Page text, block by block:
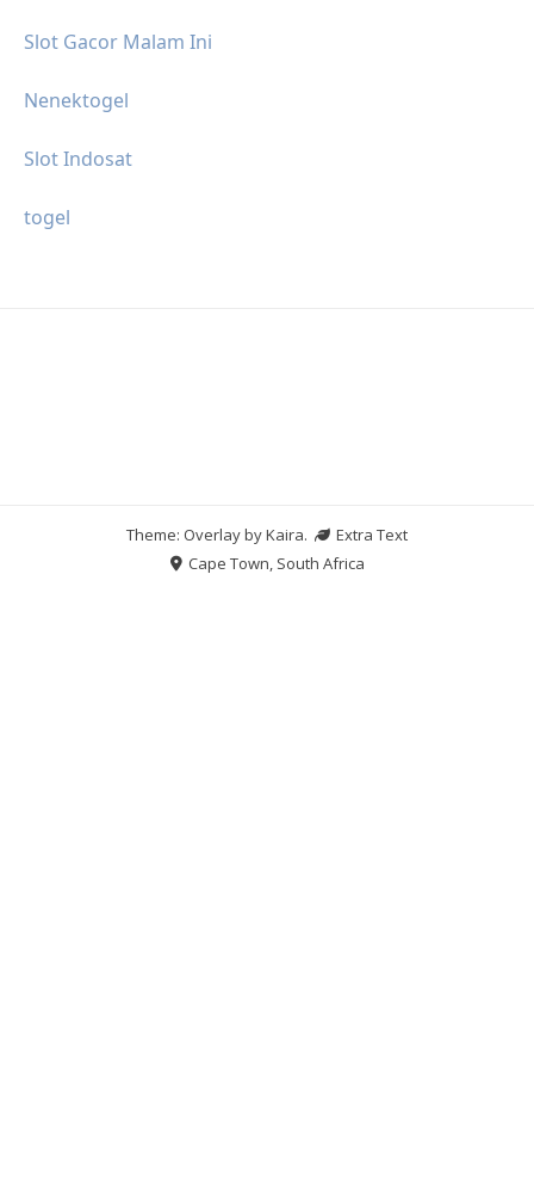
Slot Gacor Malam Ini
Nenektogel
Slot Indosat
togel
Theme: Overlay byKaira.
Extra Text
Cape Town, South Africa